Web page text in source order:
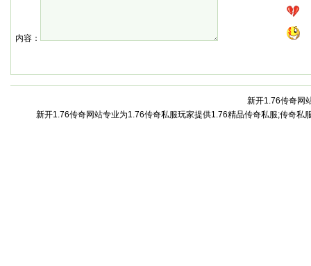
内容：
新开1.76传奇网
新开1.76传奇网站专业为1.76传奇私服玩家提供1.76精品传奇私服;传奇